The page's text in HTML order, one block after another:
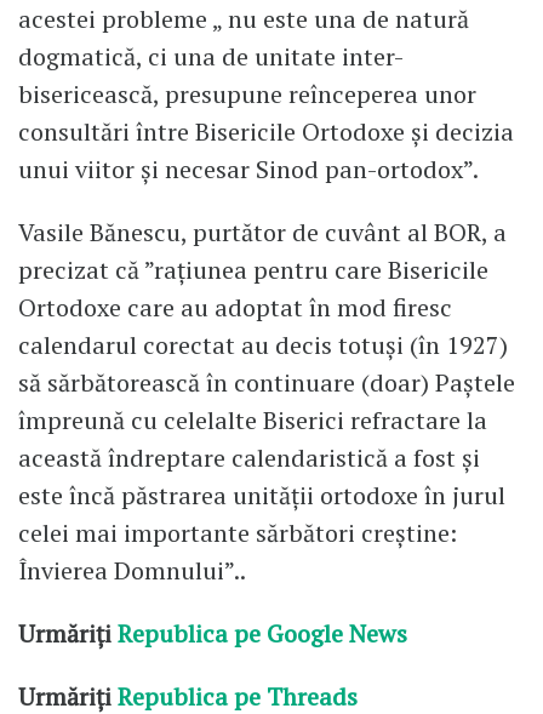
acestei probleme „ nu este una de natură
dogmatică, ci una de unitate inter-
bisericească, presupune reînceperea unor
consultări între Bisericile Ortodoxe şi decizia
unui viitor şi necesar Sinod pan-ortodox”.
Vasile Bănescu, purtător de cuvânt al BOR, a
precizat că ”raţiunea pentru care Bisericile
Ortodoxe care au adoptat în mod firesc
calendarul corectat au decis totuşi (în 1927)
să sărbătorească în continuare (doar) Paştele
împreună cu celelalte Biserici refractare la
această îndreptare calendaristică a fost şi
este încă păstrarea unităţii ortodoxe în jurul
celei mai importante sărbători creştine:
Învierea Domnului”..
UrmărițiRepublica pe Google News
UrmărițiRepublica pe Threads